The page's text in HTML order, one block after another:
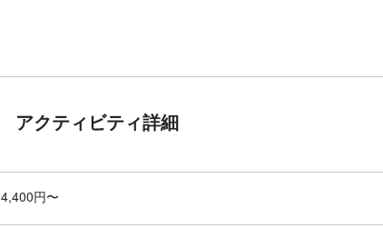
アクティビティ詳細
4,400円〜